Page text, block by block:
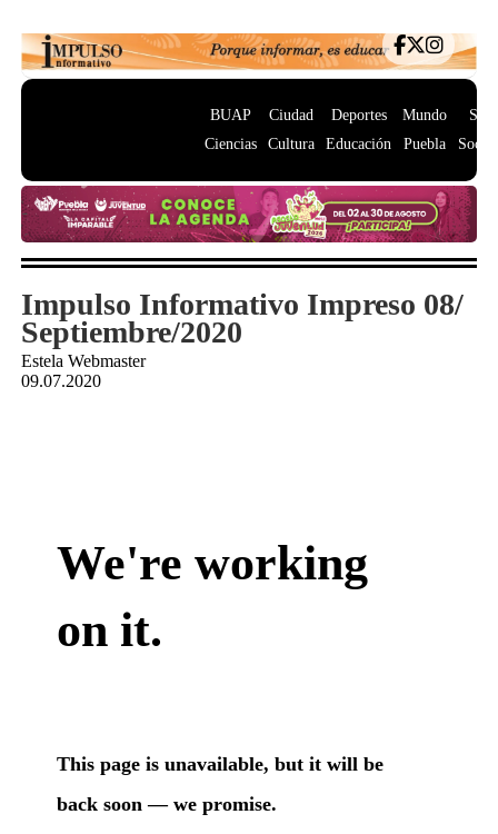
BUAP
Ciencias
Ciudad
Cultura
Deportes
Educación
Mundo
Puebla
Impulso Informativo Impreso 08/
Septiembre/2020
Estela Webmaster
09.07.2020